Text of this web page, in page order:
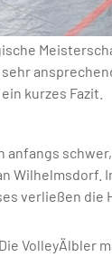
kurzes Fazit.
Wilhelmsdorf.
verließen die